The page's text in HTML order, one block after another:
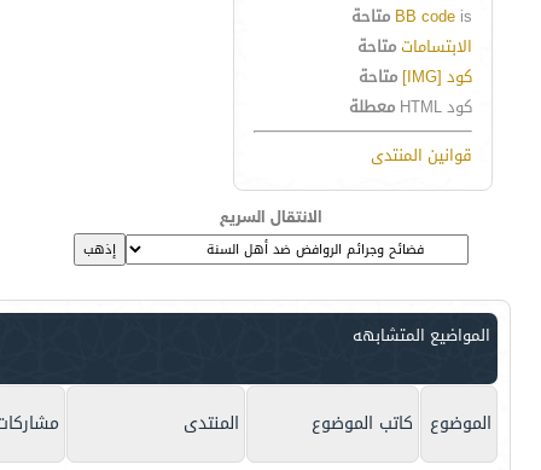
BB code is
متاحة
الابتساماتمتاحة
كود [IMG]
متاحة
كود HTML
معطلة
قوانين المنتدى
الانتقال السريع
المواضيع المتشابهه
الموضوع كاتب الموضوع المنتدى